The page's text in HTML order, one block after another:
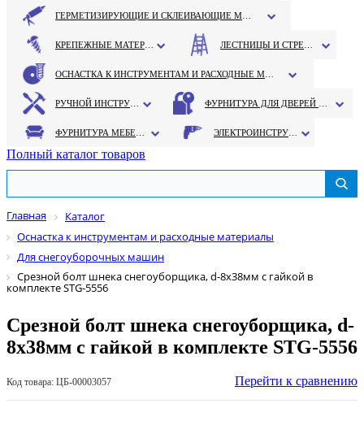
Полный каталог товаров
Главная
Каталог
Оснастка к инструментам и расходные материалы
Для снегоуборочных машин
Срезной болт шнека снегоуборщика, d-8х38мм с гайкой в
комплекте STG-5556
Срезной болт шнека снегоуборщика, d-
8х38мм с гайкой в комплекте STG-5556
Код товара: ЦБ-00003057 Перейти к сравнению